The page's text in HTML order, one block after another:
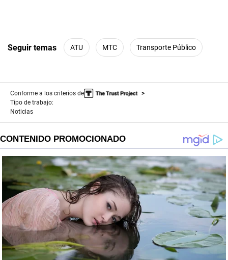
Seguir temas ATU MTC Transporte Público
Conforme a los criterios de
Tipo de trabajo:
Noticias